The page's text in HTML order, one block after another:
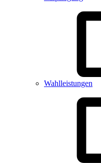
Wahlleistungen